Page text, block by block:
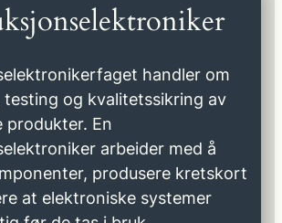
handler om
testing og kvalitetssikring av
produkter. En
arbeider med å
produsere kretskort
at elektroniske systemer